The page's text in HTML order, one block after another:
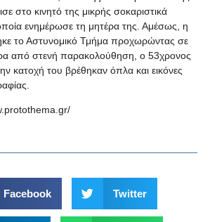
στο κινητό της μικρής σοκαριστικά
ενημέρωσε τη μητέρα της. Αμέσως, η
το Αστυνομικό Τμήμα προχωρώντας σε
από στενή παρακολούθηση, ο 53χρονος
κατοχή του βρέθηκαν όπλα και εικόνες
Facebook Twitter